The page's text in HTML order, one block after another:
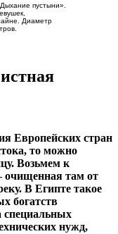
пустыни».
Диаметр
Европейских стран
то можно
Возьмем к
очищенная там от
В Египте такое
богатств
специальных
нужд,